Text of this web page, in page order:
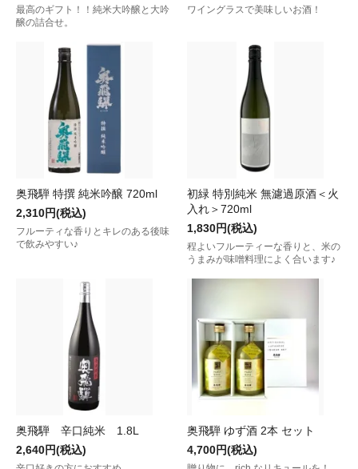
最高のギフト！！純米大吟醸と大吟
醸の詰合せ。
ワイングラスで美味しいお酒！
奥飛騨 特撰 純米吟醸 720ml
2,310円(税込)
フルーティな香りとキレのある後味
で飲みやすい♪
初緑 特別純米 無濾過原酒＜火
入れ＞720ml
1,830円(税込)
程よいフルーティーな香りと、米の
うまみが味噌料理によく合います♪
奥飛騨 辛口純米 1.8L
2,640円(税込)
奥飛騨 ゆず酒 2本 セット
4,700円(税込)